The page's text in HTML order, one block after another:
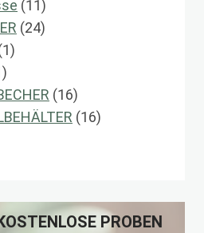
Produkte
1111
Produkte
2424
11
51
Produkte1616
Produkte
1616
PROBEN